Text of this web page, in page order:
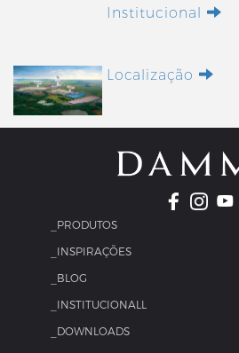
Institucional
Localização
_PRODUTOS
_INSPIRAÇÕES
_BLOG
_INSTITUCIONALL
_DOWNLOADS